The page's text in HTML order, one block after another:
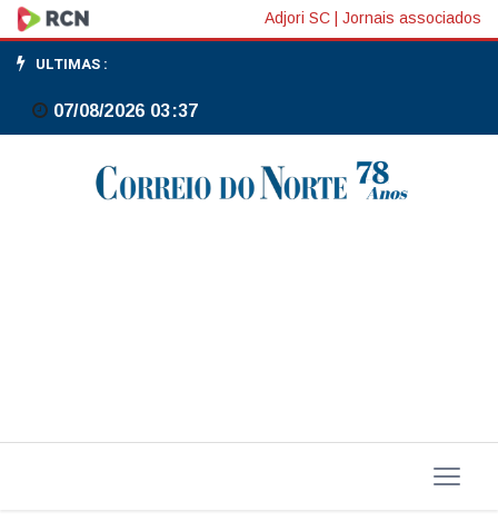
FMI
manifesta
apoio
reforma
dados
Adjori SC Jornais associados
ULTIMAS :
07/08/2026 03:37